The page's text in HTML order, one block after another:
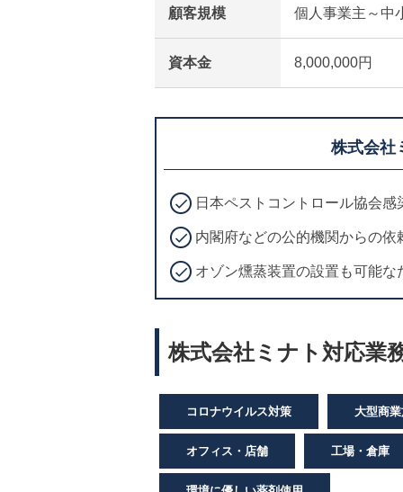
顧客規模 個人事業主～中
資本金 8,000,000円
株式会社
日本ペストコントロール協会
内閣府などの公的機関からの
オゾン燻蒸装置の設置も可能
株式会社ミナト対応業
コロナウイルス対策 大型商
オフィス・店舗 工場・倉庫